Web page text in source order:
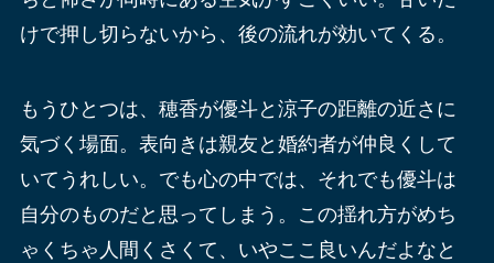
けで押し切らないから、後の流れが効いてくる。
もうひとつは、穂香が優斗と涼子の距離の近さに
気づく場面。表向きは親友と婚約者が仲良くして
いてうれしい。でも心の中では、それでも優斗は
自分のものだと思ってしまう。この揺れ方がめち
ゃくちゃ人間くさくて、いやここ良いんだよなと